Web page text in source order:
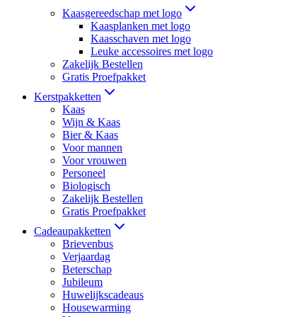
Kaasgereedschap met logo
Kaasplanken met logo
Kaasschaven met logo
Leuke accessoires met logo
Zakelijk Bestellen
Gratis Proefpakket
Kerstpakketten
Kaas
Wijn & Kaas
Bier & Kaas
Voor mannen
Voor vrouwen
Personeel
Biologisch
Zakelijk Bestellen
Gratis Proefpakket
Cadeaupakketten
Brievenbus
Verjaardag
Beterschap
Jubileum
Huwelijkscadeaus
Housewarming